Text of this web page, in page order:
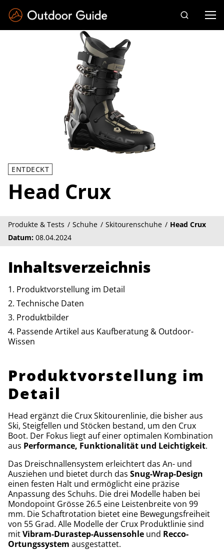
ENTDECKT
Head Crux
Produkte & Tests Schuhe Skitourenschuhe
Head Crux
Datum: 08.04.2024
Inhaltsverzeichnis
Produktvorstellung im Detail
Technische Daten
Produktbilder
Passende Artikel aus Kaufberatung & Outdoor-
Wissen
Produktvorstellung im
Detail
Head ergänzt die Crux Skitourenlinie, die bisher aus
Ski, Steigfellen und Stöcken bestand, um den Crux
Boot. Der Fokus liegt auf einer optimalen Kombination
aus Performance, Funktionalität und Leichtigkeit.
Das Dreischnallensystem erleichtert das An- und
Ausziehen und bietet durch das Snug-Wrap-Design
einen festen Halt und ermöglicht eine präzise
Anpassung des Schuhs. Die drei Modelle haben bei
Mondopoint Grösse 26.5 eine Leistenbreite von 99
mm. Die Schaftrotation bietet eine Bewegungsfreiheit
von 55 Grad. Alle Modelle der Crux Produktlinie sind
mitVibram-Durastep-Aussensohle und Recco-
Ortungssystem ausgestattet.
Drücken Sie die Eingabetaste zum Suchen